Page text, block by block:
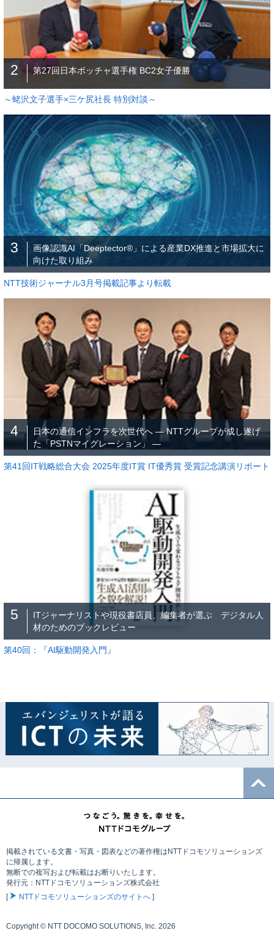
2 第27回日本ボッチャ選手権 BC2女子優勝
～蛯沢文子選手×三ケ尻社長 特別対談～
3
画像認識AI「Deeptector®」による産業DX推進と市場拡大に
向けた取り組み
NTT技術ジャーナル3月号掲載記事より転載
4
日本の通信インフラを次世代へ ― NTTグループが成し遂げ
た「PSTNマイグレーション」 ―
第41回IT戦略総合大会 2025年度IT賞 IT優秀賞 受賞記念講演リポート
5
ITジャーナリストや現役書店員、編集者が選ぶ デジタル人
材のためのブックレビュー
第40回：『AI駆動開発入門』
掲載されている文書・写真・図表などの著作権はNTTドコモソリューションズ
に帰属します。
無断での複写および転載はお断りいたします。
発行元：NTTドコモソリューションズ株式会社
[ NTTドコモソリューションズのサイトへ]
Copyright © NTT DOCOMO SOLUTIONS, Inc. 2026